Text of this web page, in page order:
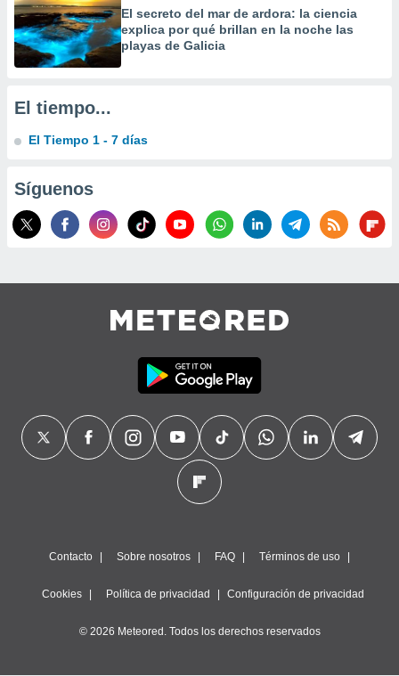
medir el
de la
el
del
o a través
de
uso de
con el
de
El secreto del mar de ardora: la ciencia
explica por qué brillan en la noche las
playas de Galicia
El tiempo...
El Tiempo 1 - 7 días
Síguenos
Contacto Sobre nosotros FAQ Términos de uso
Cookies Política de privacidad Configuración de privacidad
© 2026 Meteored. Todos los derechos reservados